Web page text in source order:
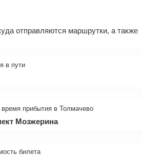
отправляются маршрутки, а также
в пути
прибытия в Толмачево
Мозжерина
билета